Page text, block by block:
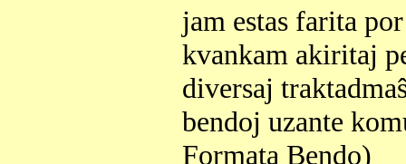
jam estas farita
kvankam akiritaj
diversaj
bendoj uzante
Formata Bendo)